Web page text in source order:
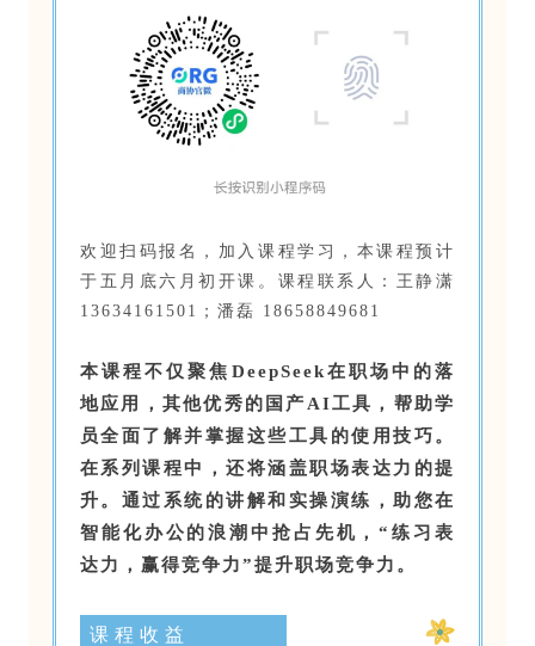
欢迎扫码报名，加入课程学习，本课程预计
于五月底六月初开课。课程联系人：王静潇
13634161501；潘磊 18658849681
本课程不仅聚焦DeepSeek在职场中的落
地应用，其他优秀的国产AI工具，帮助学
员全面了解并掌握这些工具的使用技巧。
在系列课程中，还将涵盖职场表达力的提
升。通过系统的讲解和实操演练，助您在
智能化办公的浪潮中抢占先机，“练习表
达力，赢得竞争力”提升职场竞争力。
课程收益